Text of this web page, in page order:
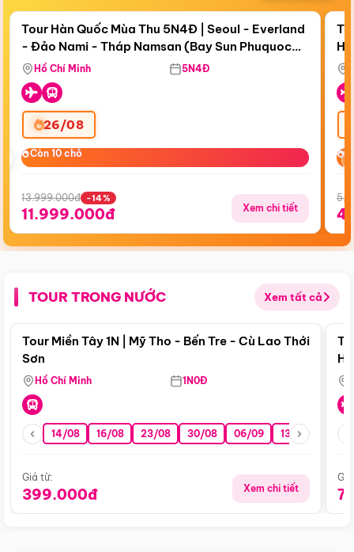
Còn18 ngày 06:53:32
Bay Sun Phuquoc Airways
Tour Hàn Quốc Mùa Thu 5N4Đ | Seoul - Everland
- Đảo Nami - Tháp Namsan (Bay Sun Phuquoc
Airways)
Hồ Chí Minh 5N4Đ
26/08
Còn 10 chỗ
Còn 10 chỗ
13.999.000đ -14%
11.999.000đ Xem chi tiết
TOUR TRONG NƯỚC Xem tất cả
Điểm nổi bật
Tour Miền Tây 1N | Mỹ Tho - Bến Tre - Cù Lao Thới
Sơn
Hồ Chí Minh 1N0Đ
14/08 16/08 23/08 30/08 06/09 13/09 20/09
Giá từ:
399.000đ Xem chi tiết